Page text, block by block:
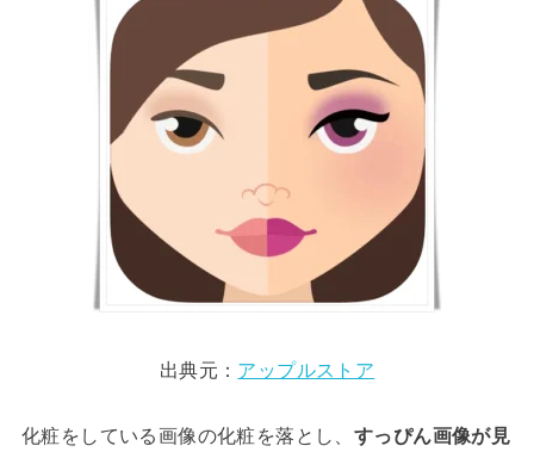
出典元： アップルストア
化粧をしている画像の化粧を落とし、 すっぴん画像が見